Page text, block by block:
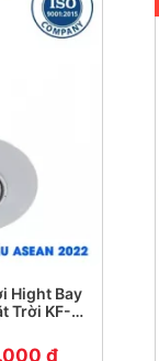
Hight Bay
Trời KF-
₫